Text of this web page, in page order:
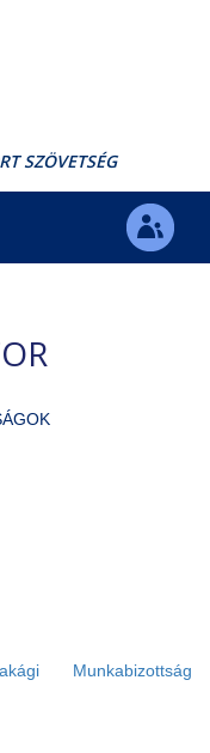
SZÖVETSÉG
Munkabizottság